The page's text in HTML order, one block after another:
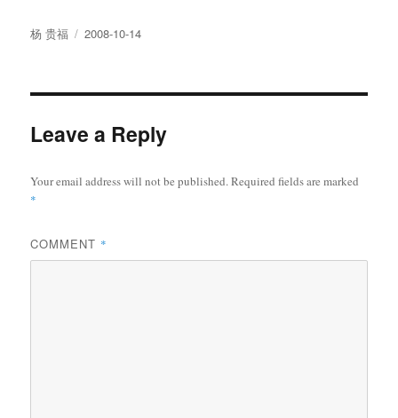
Author
杨 贵福
Posted
2008-10-14
Leave a Reply
Your email address will not be published.Required fields are marked
*
COMMENT *